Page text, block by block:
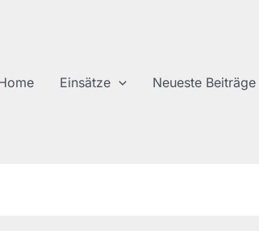
Einsätze Neueste Beiträge